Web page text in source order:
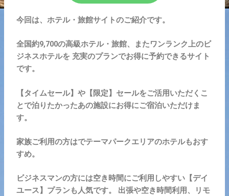
今回は、ホテル・旅館サイトのご紹介です。
全国約9,700の高級ホテル・旅館、またワンランク上のビ
ジネスホテルを 充実のプランでお得に予約できるサイト
です。
【タイムセール】や【限定】セールをご活用いただくこ
とで泊りたかったあの施設にお得にご宿泊いただけま
す。
家族ご利用の方はでテーマパークエリアのホテルもおす
すめ。
ビジネスマンの方には空き時間にご利用しやすい【デイ
ユース】プランも人気です。 出張や空き時間利用、リモ